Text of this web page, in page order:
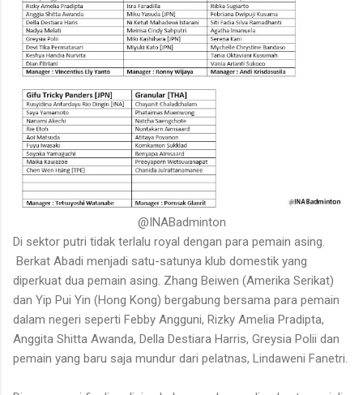
@INABadminton
Di sektor putri tidak terlalu royal dengan para pemain asing.
Berkat Abadi menjadi satu-satunya klub domestik yang
diperkuat dua pemain asing. Zhang Beiwen (Amerika Serikat)
dan Yip Pui Yin (Hong Kong) bergabung bersama para pemain
dalam negeri seperti Febby Angguni, Rizky Amelia Pradipta,
Anggita Shitta Awanda, Della Destiara Harris, Greysia Polii dan
pemain yang baru saja mundur dari pelatnas, Lindaweni Fanetri.